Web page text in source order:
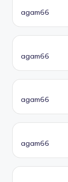
agam66
agam66
agam66
agam66